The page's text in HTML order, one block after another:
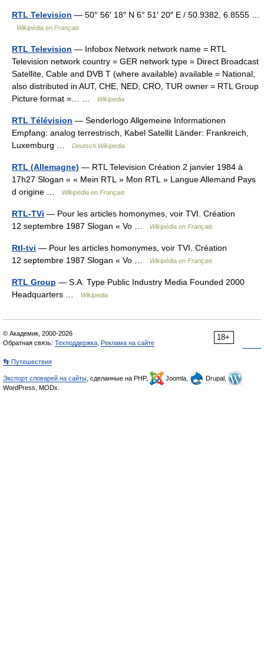
RTL Television — 50° 56′ 18″ N 6° 51′ 20″ E / 50.9382, 6.8555 …
Wikipédia en Français
RTL Television — Infobox Network network name = RTL
Television network country = GER network type = Direct Broadcast
Satellite, Cable and DVB T (where available) available = National;
also distributed in AUT, CHE, NED, CRO, TUR owner = RTL Group
Picture format =… …
Wikipedia
RTL Télévision — Senderlogo Allgemeine Informationen
Empfang: analog terrestrisch, Kabel Satellit Länder: Frankreich,
Luxemburg …
Deutsch Wikipedia
RTL (Allemagne) — RTL Television Création 2 janvier 1984 à
17h27 Slogan « « Mein RTL » Mon RTL » Langue Allemand Pays
d origine …
Wikipédia en Français
RTL-TVi — Pour les articles homonymes, voir TVI. Création
12 septembre 1987 Slogan « Vo …
Wikipédia en Français
Rtl-tvi — Pour les articles homonymes, voir TVI. Création
12 septembre 1987 Slogan « Vo …
Wikipédia en Français
RTL Group — S.A. Type Public Industry Media Founded 2000
Headquarters …
Wikipedia
18+
© Академик, 2000-2026
Обратная связь: Техподдержка Реклама на сайте
👣 Путешествия
Экспорт словарей на сайты , сделанные на PHP, Joomla,
Drupal,
WordPress, MODx.